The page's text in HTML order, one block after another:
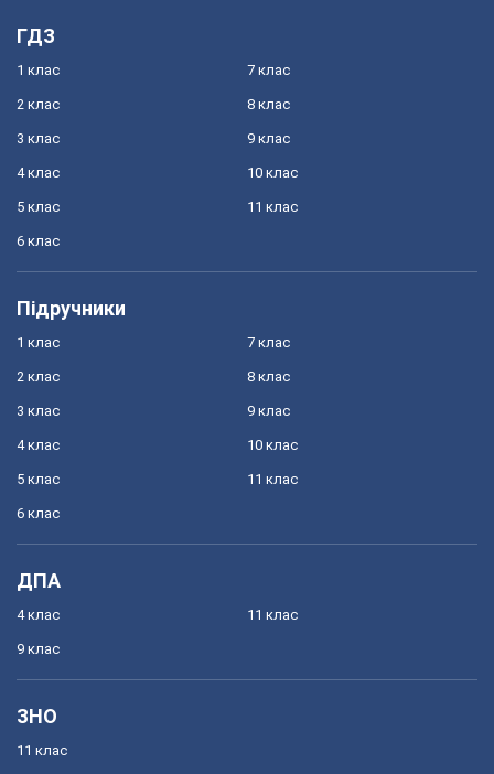
ГДЗ
1 клас
2 клас
3 клас
4 клас
5 клас
6 клас
7 клас
8 клас
9 клас
10 клас
11 клас
Підручники
1 клас
2 клас
3 клас
4 клас
5 клас
6 клас
7 клас
8 клас
9 клас
10 клас
11 клас
ДПА
4 клас
9 клас
11 клас
ЗНО
11 клас